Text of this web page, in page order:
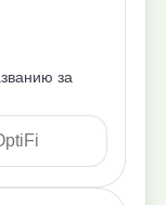
за